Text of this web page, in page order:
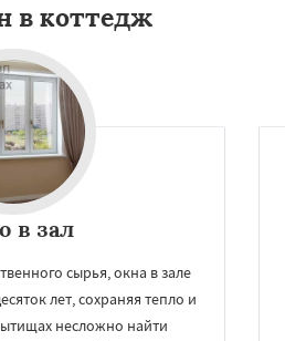
в коттедж
в зал
сырья, окна в зале
лет, сохраняя тепло и
несложно найти